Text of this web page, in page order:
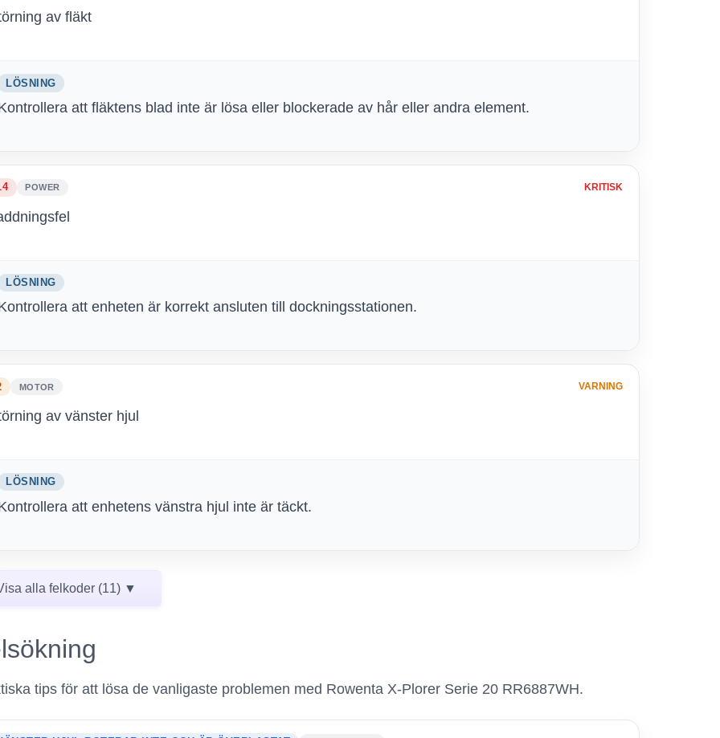
av fläkt
LÖSNING
att fläktens blad inte är lösa eller blockerade av hår eller andra element.
POWER KRITISK
LÖSNING
att enheten är korrekt ansluten till dockningsstationen.
MOTOR VARNING
av vänster hjul
LÖSNING
att enhetens vänstra hjul inte är täckt.
alla felkoder (11) ▼
tips för att lösa de vanligaste problemen med Rowenta X-Plorer Serie 20 RR6887WH.